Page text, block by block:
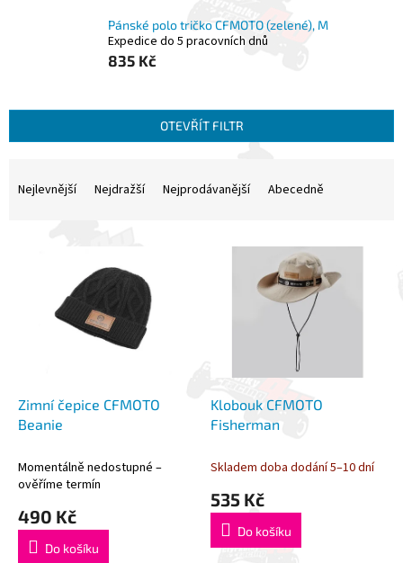
Pánské polo tričko CFMOTO (zelené), M
Expedice do 5 pracovních dnů
835 Kč
OTEVŘÍT FILTR
Nejlevnější Nejdražší Nejprodávanější Abecedně
Zimní čepice CFMOTO
Beanie
Momentálně nedostupné –
ověříme termín
490 Kč
Do košíku
Klobouk CFMOTO
Fisherman
Skladem doba dodání 5–10 dní
535 Kč
Do košíku